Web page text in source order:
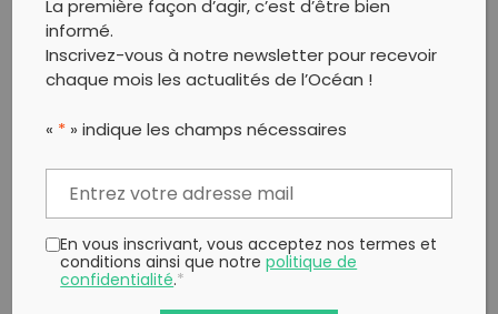
La première façon d’agir, c’est d’être bien
informé.
Inscrivez-vous à notre newsletter pour recevoir
chaque mois les actualités de l’Océan !
« * » indique les champs nécessaires
En vous inscrivant, vous acceptez nos termes et
conditions ainsi que notrepolitique de
confidentialité.*